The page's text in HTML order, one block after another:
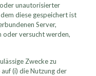
unautorisierter
diese gespeichert ist
Server,
versucht werden,
Zwecke zu
(i) die Nutzung der